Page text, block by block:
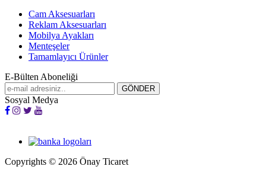
Cam Aksesuarları
Reklam Aksesuarları
Mobilya Ayakları
Menteşeler
Tamamlayıcı Ürünler
E-Bülten Aboneliği
Sosyal Medya
Copyrights © 2026 Önay Ticaret